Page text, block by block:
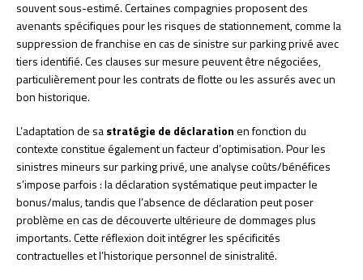
souvent sous-estimé. Certaines compagnies proposent des
avenants spécifiques pour les risques de stationnement, comme la
suppression de franchise en cas de sinistre sur parking privé avec
tiers identifié. Ces clauses sur mesure peuvent être négociées,
particulièrement pour les contrats de flotte ou les assurés avec un
bon historique.
L’adaptation de sastratégie de déclarationen fonction du
contexte constitue également un facteur d’optimisation. Pour les
sinistres mineurs sur parking privé, une analyse coûts/bénéfices
s’impose parfois : la déclaration systématique peut impacter le
bonus/malus, tandis que l’absence de déclaration peut poser
problème en cas de découverte ultérieure de dommages plus
importants. Cette réflexion doit intégrer les spécificités
contractuelles et l’historique personnel de sinistralité.